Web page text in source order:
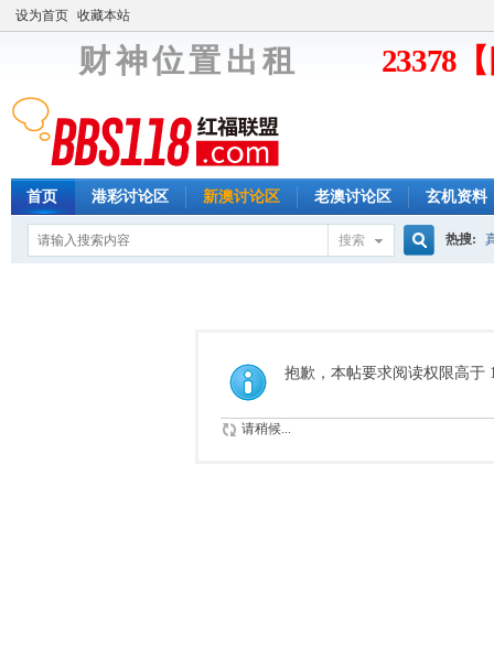
设为首页 收藏本站
财 神 位 置 出 租 23378
首页 港彩讨论区 新澳讨论区 老澳讨论区 玄机资料
搜索
索
热搜:
抱歉，本帖要求阅读权限高于
请稍候...